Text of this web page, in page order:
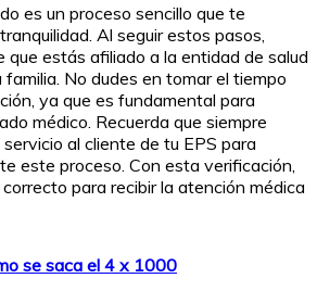
es un proceso sencillo que te
Al seguir estos pasos,
estás afiliado a la entidad de salud
No dudes en tomar el tiempo
ya que es fundamental para
médico. Recuerda que siempre
al cliente de tu EPS para
este proceso. Con esta verificación,
para recibir la atención médica
se saca el 4 x 1000